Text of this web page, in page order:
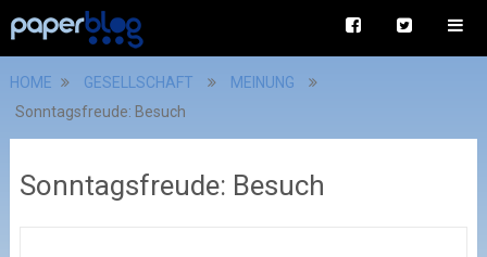
HOME GESELLSCHAFT
MEINUNG
Sonntagsfreude: Besuch
Sonntagsfreude: Besuch